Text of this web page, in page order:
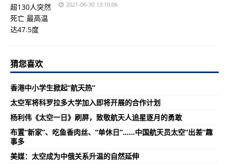
2021-06-30 13:10:06
猜您喜欢
香港中小学生掀起“航天热”
太空军将科罗拉多大学加入即将开展的合作计划
杨利伟《太空一日》刷屏，致敬航天人追星逐月的勇敢
布置“新家”、吃鱼香肉丝、“单休日”……中国航天员太空“出差”趣
事多
美媒：太空成为中俄关系升温的自然延伸